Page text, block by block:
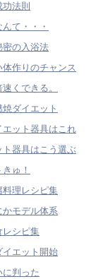
法則
て・・・
密の入浴法
作りのチャンス
くできる。
ダイエット
ット器具はこれ
器具はこう選ぶ
ゅ！
理レシピ集
かモデル体系
シピ集
イエット開始
に判った